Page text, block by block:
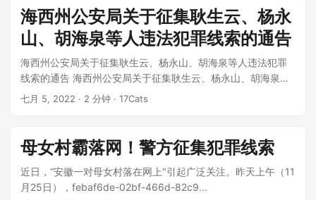
海西州公安局关于征集耿生云、杨永
山、胡海泉等人违法犯罪线索的通告
海西州公安局关于征集耿生云、杨永山、胡海泉等人违法犯罪
线索的通告 海西州公安局关于征集耿生云、杨永山、胡海泉等
人违法犯罪线索的通告 *近日，海西...
七月 5, 2022 · 2 分钟 · 17Cats
母女村霸落网！警方征集犯罪线索
近日，“安徽一对母女村落在网上"引起广泛关注。昨天上午（11
月25日），febaf6de-02bf-466d-82c9...